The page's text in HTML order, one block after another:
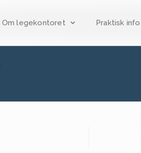
Om legekontoret Praktisk info